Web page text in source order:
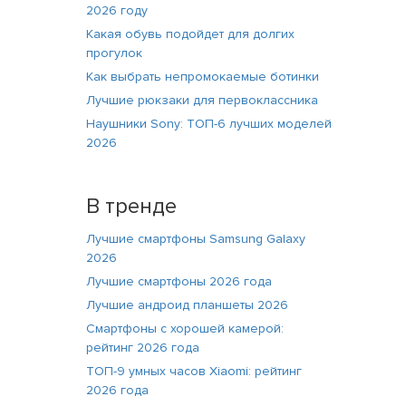
2026 году
Какая обувь подойдет для долгих
прогулок
Как выбрать непромокаемые ботинки
Лучшие рюкзаки для первоклассника
Наушники Sony: ТОП-6 лучших моделей
2026
В тренде
Лучшие смартфоны Samsung Galaxy
2026
Лучшие смартфоны 2026 года
Лучшие андроид планшеты 2026
Смартфоны с хорошей камерой:
рейтинг 2026 года
ТОП-9 умных часов Xiaomi: рейтинг
2026 года